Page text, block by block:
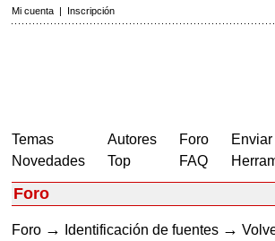
Mi cuenta | Inscripción
Temas
Novedades
Autores
Top
Foro
FAQ
Foro
Foro → Identificación de fuentes →